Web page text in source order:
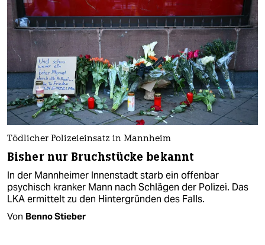
Tödlicher Polizeieinsatz in Mannheim
Bisher nur Bruchstücke bekannt
In der Mannheimer Innenstadt starb ein offenbar
psychisch kranker Mann nach Schlägen der Polizei. Das
LKA ermittelt zu den Hintergründen des Falls.
Von Benno Stieber